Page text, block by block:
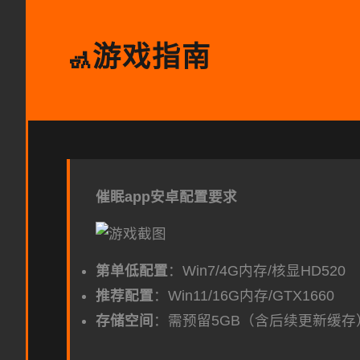
🚮游戏指南
催眠app安卓配置要求
​第单低配置​ ​：Win7/4G内存/核显HD520
​推荐配置​ ​：Win11/16G内存/GTX1660
​存储空间​ ：需预留5GB（含后续更新缓存